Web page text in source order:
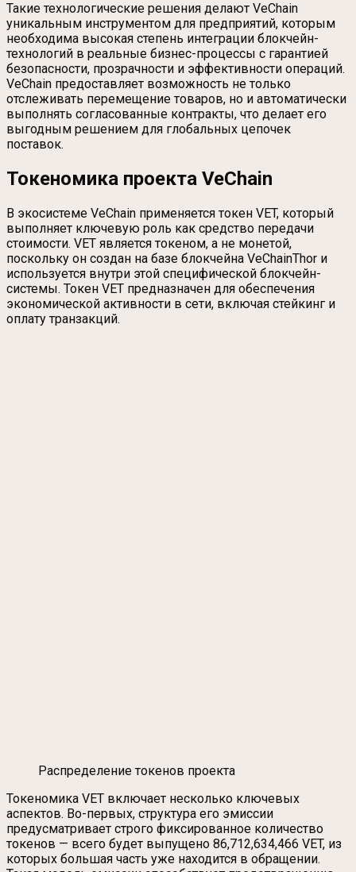
Такие технологические решения делают VeChain
уникальным инструментом для предприятий, которым
необходима высокая степень интеграции блокчейн-
технологий в реальные бизнес-процессы с гарантией
безопасности, прозрачности и эффективности операций.
VeChain предоставляет возможность не только
отслеживать перемещение товаров, но и автоматически
выполнять согласованные контракты, что делает его
выгодным решением для глобальных цепочек
поставок.
Токеномика проекта VeChain
В экосистеме VeChain применяется токен VET, который
выполняет ключевую роль как средство передачи
стоимости. VET является токеном, а не монетой,
поскольку он создан на базе блокчейна VeChainThor и
используется внутри этой специфической блокчейн-
системы. Токен VET предназначен для обеспечения
экономической активности в сети, включая стейкинг и
оплату транзакций.
Распределение токенов проекта
Токеномика VET включает несколько ключевых
аспектов. Во-первых, структура его эмиссии
предусматривает строго фиксированное количество
токенов — всего будет выпущено 86,712,634,466 VET, из
которых большая часть уже находится в обращении.